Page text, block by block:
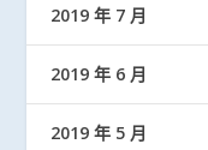
2019 年 7 月
2019 年 6 月
2019 年 5 月